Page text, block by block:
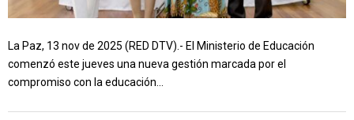
La Paz, 13 nov de 2025 (RED DTV).- El Ministerio de Educación
comenzó este jueves una nueva gestión marcada por el
compromiso con la educación...